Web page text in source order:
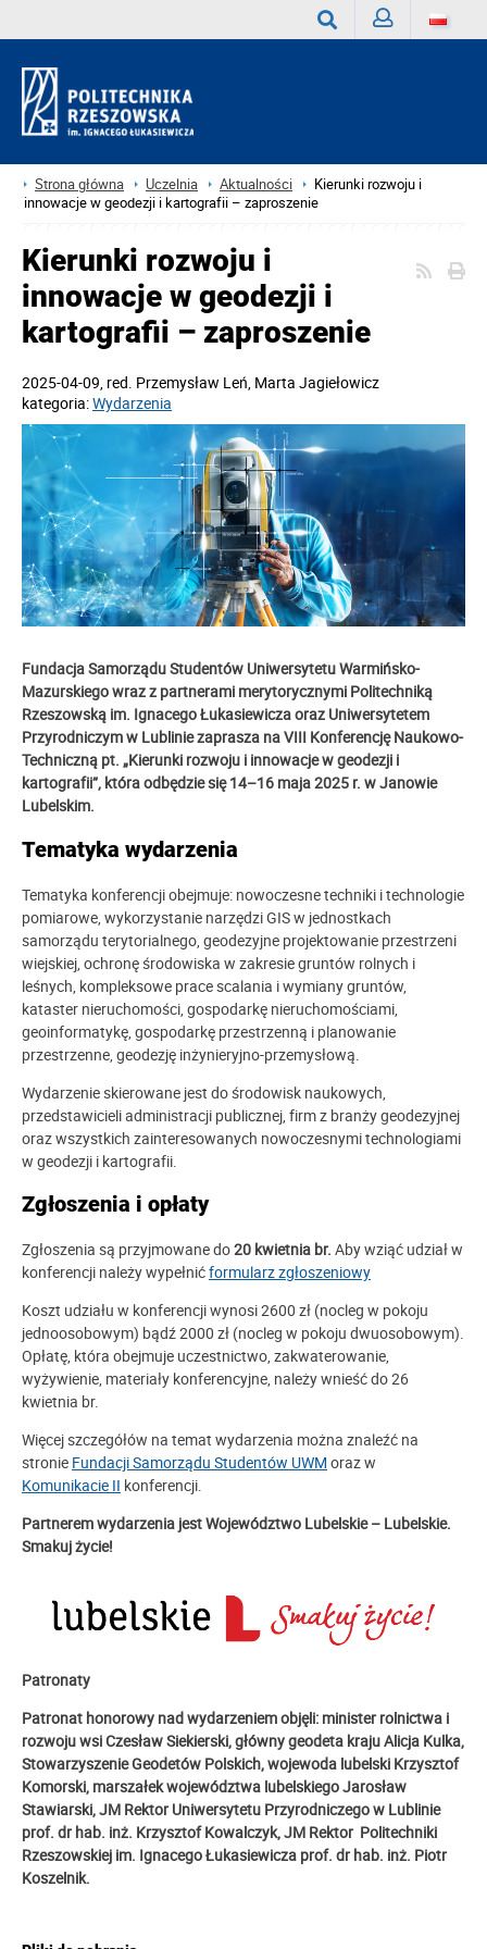
Strona główna Uczelnia Aktualności
Kierunki rozwoju i
innowacje w geodezji i kartografii – zaproszenie
Kierunki rozwoju i
innowacje w geodezji i
kartografii – zaproszenie
2025-04-09, red. Przemysław Leń, Marta Jagiełowicz
kategoria:Wydarzenia
Fundacja Samorządu Studentów Uniwersytetu Warmińsko-
Mazurskiego wraz z partnerami merytorycznymi Politechniką
Rzeszowską im. Ignacego Łukasiewicza oraz Uniwersytetem
Przyrodniczym w Lublinie zaprasza na VIII Konferencję Naukowo-
Techniczną pt. „Kierunki rozwoju i innowacje w geodezji i
kartografii”, która odbędzie się 14–16 maja 2025 r. w Janowie
Lubelskim.
Tematyka wydarzenia
Tematyka konferencji obejmuje: nowoczesne techniki i technologie
pomiarowe, wykorzystanie narzędzi GIS w jednostkach
samorządu terytorialnego, geodezyjne projektowanie przestrzeni
wiejskiej, ochronę środowiska w zakresie gruntów rolnych i
leśnych, kompleksowe prace scalania i wymiany gruntów,
kataster nieruchomości, gospodarkę nieruchomościami,
geoinformatykę, gospodarkę przestrzenną i planowanie
przestrzenne, geodezję inżynieryjno-przemysłową.
Wydarzenie skierowane jest do środowisk naukowych,
przedstawicieli administracji publicznej, firm z branży geodezyjnej
oraz wszystkich zainteresowanych nowoczesnymi technologiami
w geodezji i kartografii.
Zgłoszenia i opłaty
Zgłoszenia są przyjmowane do20 kwietnia br. Aby wziąć udział w
konferencji należy wypełnićformularz zgłoszeniowy
Koszt udziału w konferencji wynosi 2600 zł (nocleg w pokoju
jednoosobowym) bądź 2000 zł (nocleg w pokoju dwuosobowym).
Opłatę, która obejmuje uczestnictwo, zakwaterowanie,
wyżywienie, materiały konferencyjne, należy wnieść do 26
kwietnia br.
Więcej szczegółów na temat wydarzenia można znaleźć na
stronie Fundacji Samorządu Studentów UWM oraz w
Komunikacie II konferencji.
Partnerem wydarzenia jestWojewództwo Lubelskie – Lubelskie.
Smakuj życie!
Patronaty
Patronat honorowy nad wydarzeniem objęli: minister rolnictwa i
rozwoju wsi Czesław Siekierski,główny geodeta kraju Alicja Kulka,
Stowarzyszenie Geodetów Polskich,wojewoda lubelski Krzysztof
Komorski, marszałek województwa lubelskiego Jarosław
Stawiarski,JM Rektor Uniwersytetu Przyrodniczego w Lublinie
prof. dr hab. inż. Krzysztof Kowalczyk,JM Rektor Politechniki
Rzeszowskiej im. Ignacego Łukasiewicza prof. dr hab. inż. Piotr
Koszelnik.